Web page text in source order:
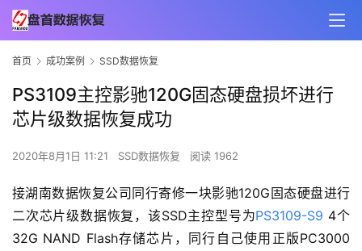
首页 成功案例 SSD数据恢复
PS3109主控影驰120G固态硬盘损坏进行
芯片级数据恢复成功
2020年8月1日 11:21 SSD数据恢复 阅读 1962
接湖南数据恢复公司同行寄修一块影驰120G固态硬盘进行
二次芯片级数据恢复，该SSD主控型号为PS3109-S9 4个
32G NAND Flash存储芯片，同行自己使用正版PC3000